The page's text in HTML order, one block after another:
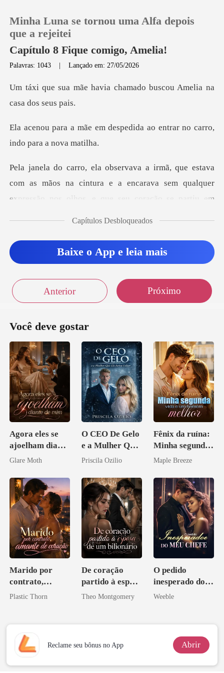
Loja
Histórico
Minha Luna se tornou uma Alfa depois
que a rejeitei
Capítulo 8 Fique comigo, Amelia!
Palavras: 1043 |Lançado em: 27/05/2026
ia chamado buscou Ameli
spedida ao entrar no carro,
com as mãos na cintura e a encarava sem qualquer
expres
Gloria
Capítulos Desbloqueados
Baixe o App e leia mais
Anterior Próximo
Você deve gostar
Agora eles se
ajoelham diante
de mim
Glare Moth
O CEO De Gelo
e a Mulher Que
Ele Jurou Odiar
Priscila Ozilio
Fênix da ruína:
Minha segunda
vida e um
Maple Breeze
Marido por
contrato,
amante de
Plastic Thorn
De coração
partido à esposa
de um bilionário
Theo Montgomery
O pedido
inesperado do
meu chefe
Weeble
Reclame seu bônus no App Abrir